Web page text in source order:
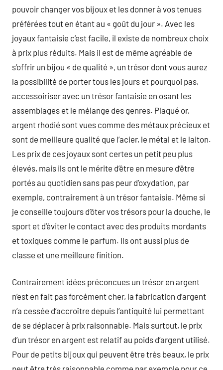
pouvoir changer vos bijoux et les donner à vos tenues
préférées tout en étant au « goût du jour ». Avec les
joyaux fantaisie c’est facile, il existe de nombreux choix
à prix plus réduits. Mais il est de même agréable de
s’offrir un bijou « de qualité », un trésor dont vous aurez
la possibilité de porter tous les jours et pourquoi pas,
accessoiriser avec un trésor fantaisie en osant les
assemblages et le mélange des genres. Plaqué or,
argent rhodié sont vues comme des métaux précieux et
sont de meilleure qualité que l’acier, le métal et le laiton.
Les prix de ces joyaux sont certes un petit peu plus
élevés, mais ils ont le mérite d’être en mesure d’être
portés au quotidien sans pas peur d’oxydation, par
exemple, contrairement à un trésor fantaisie. Même si
je conseille toujours d’ôter vos trésors pour la douche, le
sport et d’éviter le contact avec des produits mordants
et toxiques comme le parfum. Ils ont aussi plus de
classe et une meilleure finition.
Contrairement idées préconcues un trésor en argent
n’est en fait pas forcément cher, la fabrication d’argent
n’a cessée d’accroître depuis l’antiquité lui permettant
de se déplacer à prix raisonnable. Mais surtout, le prix
d’un trésor en argent est relatif au poids d’argent utilisé.
Pour de petits bijoux qui peuvent être très beaux, le prix